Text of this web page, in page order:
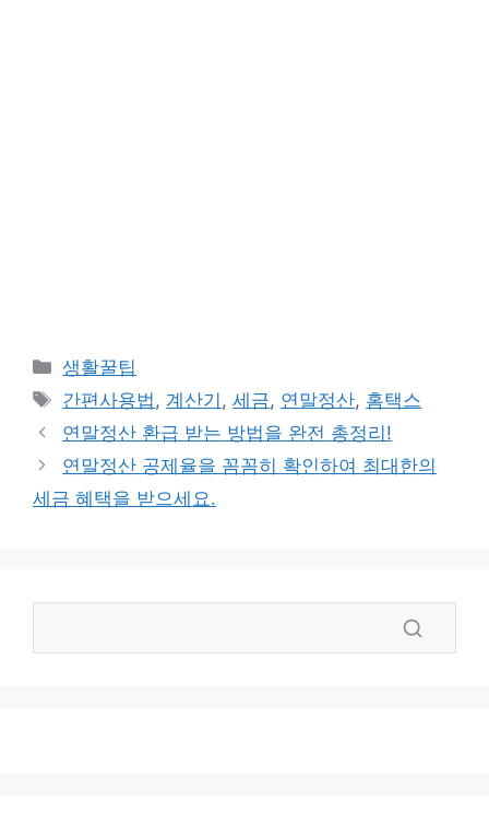
카
테
리
생활꿀팁
태
그
간편사용법, 계산기 ,세금, 연말정산, 홈택스
연말정산 환급 받는 방법을 완전 총정리!
연말정산 공제율을 꼼꼼히 확인하여 최대한의
세금 혜택을 받으세요.